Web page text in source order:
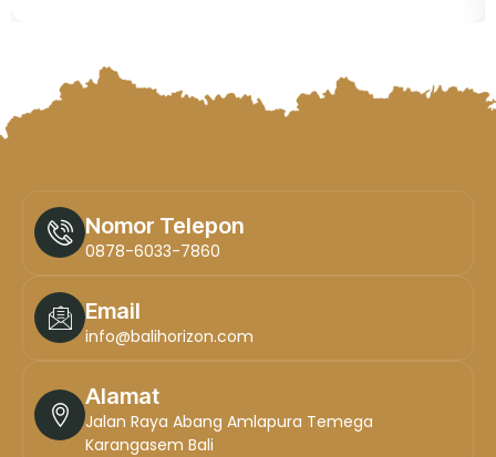
Nomor Telepon
0878-6033-7860
Email
info@balihorizon.com
Alamat
Jalan Raya Abang Amlapura Temega
Karangasem Bali